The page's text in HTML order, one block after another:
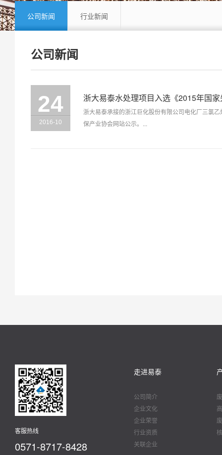
公司新闻 行业新闻
公司新闻
24
2016-10
浙大易泰水处理项目入选《2015年国
浙大易泰承接的浙江巨化股份有限公司电化厂三氯
保产业协会网站公示。...
客服热线
0571-8717-8428
走进易泰
公司简介
企业文化
企业荣誉
行业资质
关联企业